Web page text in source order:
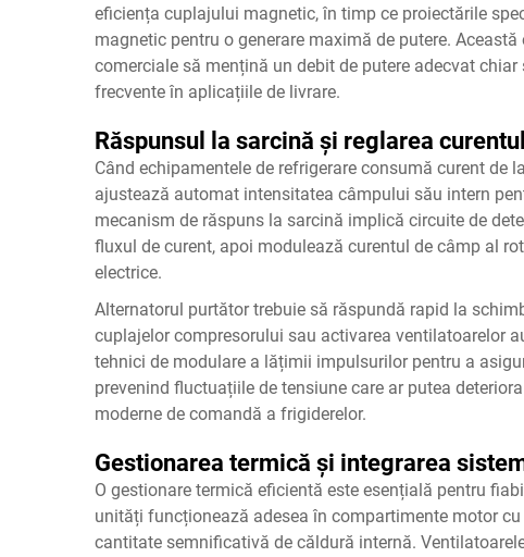
eficiența cuplajului magnetic, în timp ce proiectările
magnetic pentru o generare maximă de putere.
comerciale să mențină un debit de putere adecvat
frecvente în aplicațiile de livrare.
Răspunsul la sarcină și reglarea
Când echipamentele de refrigerare consumă curent de
ajustează automat intensitatea câmpului său intern
mecanism de răspuns la sarcină implică circuite de
fluxul de curent, apoi modulează curentul de câmp al
electrice.
Alternatorul purtător trebuie să răspundă rapid la
cuplajelor compresorului sau activarea ventilatoarelor
tehnici de modulare a lățimii impulsurilor pentru a
prevenind fluctuațiile de tensiune care ar putea
moderne de comandă a frigiderelor.
Gestionarea termică și integrarea
O gestionare termică eficientă este esențială pentru
unități funcționează adesea în compartimente motor
cantitate semnificativă de căldură internă.